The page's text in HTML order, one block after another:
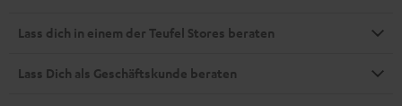
Lass dich in einem der Teufel Stores beraten
Lass Dich als Geschäftskunde beraten